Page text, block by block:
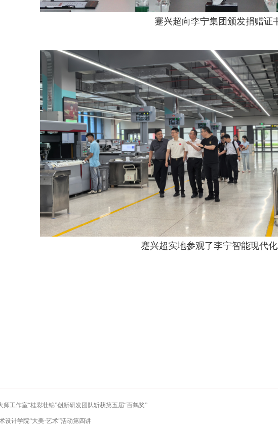
蹇兴超向李宁集团颁发捐赠证
蹇兴超实地参观了李宁智能现代
工作室“桂彩壮锦”创新研发团队斩获第五届“百鹤奖”
计学院“大美·艺术”活动第四讲